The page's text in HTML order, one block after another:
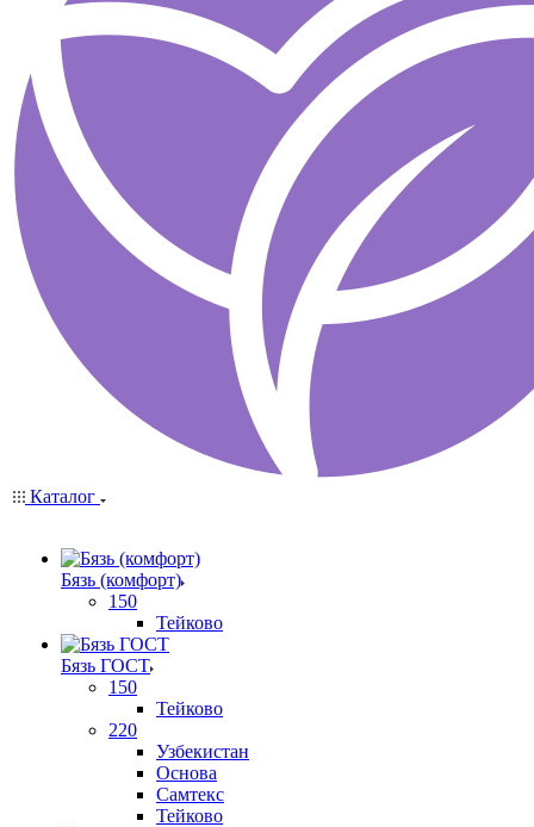
Каталог
Бязь (комфорт)
150
Тейково
Бязь ГОСТ
150
Тейково
220
Узбекистан
Основа
Самтекс
Тейково